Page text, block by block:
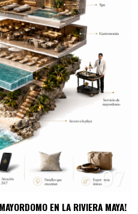
07
EN LA RIVIERA MAYA!